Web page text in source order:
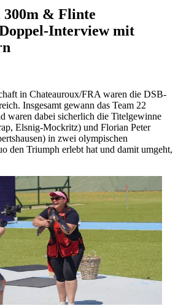
300m & Flinte
Interview mit
in Chateauroux/FRA waren die DSB-
Insgesamt gewann das Team 22
waren dabei sicherlich die Titelgewinne
Elsnig-Mockritz) und Florian Peter
in zwei olympischen
den Triumph erlebt hat und damit umgeht,